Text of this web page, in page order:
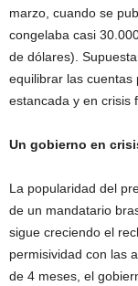
marzo, cuando se
congelaba casi
de dólares).
equilibrar las
estancada y en crisis
Un gobierno en
La popularidad del
de un mandatario
sigue creciendo el
permisividad con las
de 4 meses, el